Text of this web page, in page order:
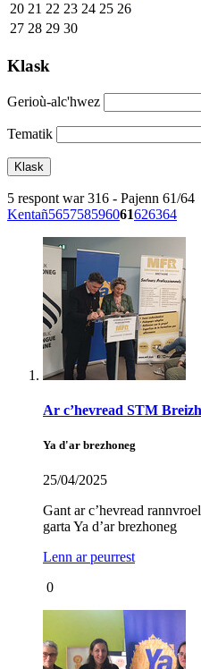
20 21 22 23 24 25 26
27 28 29 30
Klask
Gerioù-alc'hwez
Tematik
5 respont war 316 - Pajenn 61/64
Kentañ565758596061626364
Ar c’hevread STM
Ya d'ar brezhoneg
25/04/2025
Gant ar c’hevread
garta Ya d’ar brezhoneg
Lenn ar peurrest
0